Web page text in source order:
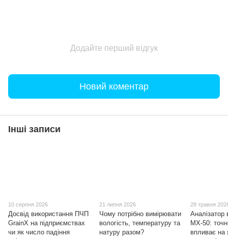
Додайте перший відгук
Новий коментар
Інші записи
10 серпня 2026
Досвід використання ПЧП
GrainX на підприємствах
чи як число падіння
21 липня 2026
Чому потрібно вимірювати
вологість, температуру та
натуру разом?
28 травня
Аналізатор
MX-50:
впливає на